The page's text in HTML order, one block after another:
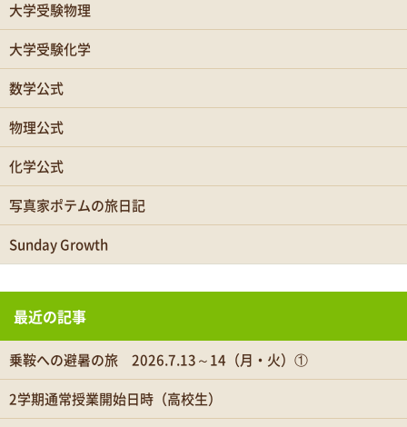
大学受験物理
大学受験化学
数学公式
物理公式
化学公式
写真家ポテムの旅日記
Sunday Growth
最近の記事
乗鞍への避暑の旅 2026.7.13～14（月・火）①
2学期通常授業開始日時（高校生）